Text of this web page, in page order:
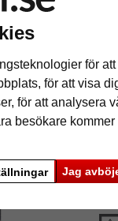
för att
för att visa
för att analysera
besökare kommer
Jag